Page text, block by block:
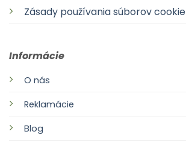
Zásady používania súborov cookie
Informácie
O nás
Reklamácie
Blog